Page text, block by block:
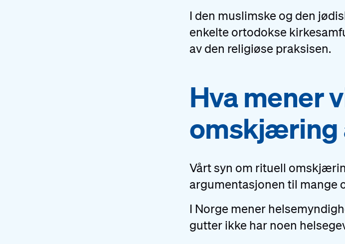
I den muslimske og den
enkelte ortodokse
av den religiøse praksisen.
#
Hva mener
omskjæring
Vårt syn om rituell
argumentasjonen til mange
I Norge mener
gutter ikke har noen